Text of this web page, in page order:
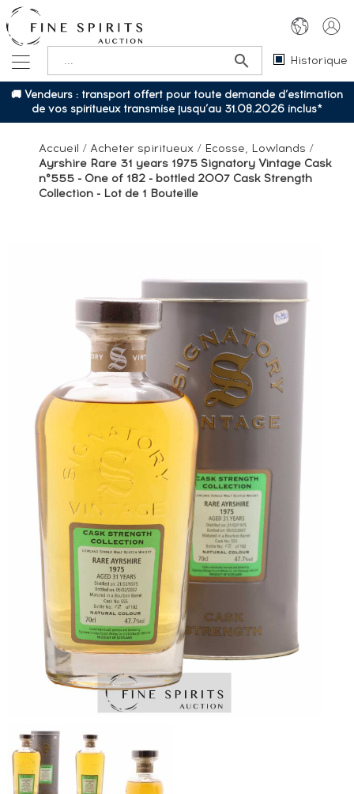
Historique
🚚 Vendeurs : transport offert pour toute demande d’estimation
de vos spiritueux transmise jusqu’au 31.08.2026 inclus*
Accueil / Acheter spiritueux / Ecosse, Lowlands /
Ayrshire Rare 31 years 1975 Signatory Vintage Cask
n°555 - One of 182 - bottled 2007 Cask Strength
Collection - Lot de 1 Bouteille